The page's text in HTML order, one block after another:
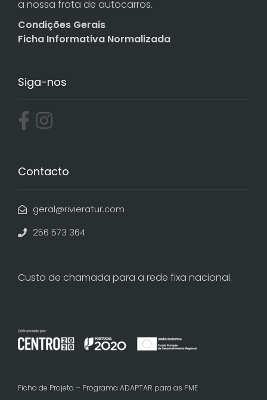
a nossa frota de autocarros.
Condições Gerais
Ficha Informativa Normalizada
Siga-nos
Contacto
geral@rivieratur.com
256 573 364
Custo de chamada para a rede fixa nacional.
Ficha de Projeto – Programa ADAPTAR para as PME